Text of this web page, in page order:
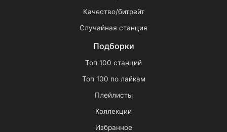
Качество/битрейт
Случайная станция
Подборки
Топ 100 станций
Топ 100 по лайкам
Плейлисты
Коллекции
Избранное